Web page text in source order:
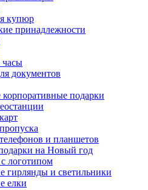
купюр
принадлежности
часы
документов
подарки
и планшетов
на Новый год
логотипом
гирлянды и светильники
елки